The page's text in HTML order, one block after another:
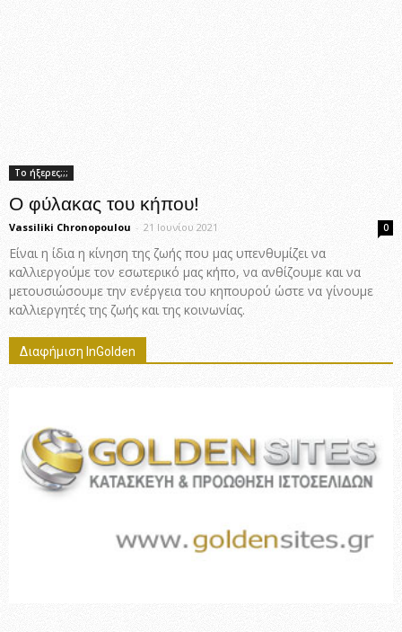
Το ήξερες;;;
Ο φύλακας του κήπου!
Vassiliki Chronopoulou - 21 Ιουνίου 2021 0
Είναι η ίδια η κίνηση της ζωής που μας υπενθυμίζει να
καλλιεργούμε τον εσωτερικό μας κήπο, να ανθίζουμε και να
μετουσιώσουμε την ενέργεια του κηπουρού ώστε να γίνουμε
καλλιεργητές της ζωής και της κοινωνίας.
Διαφήμιση InGolden